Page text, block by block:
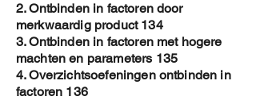
2. Ontbinden in factoren door
merkwaardig product 134
3. Ontbinden in factoren met hogere
machten en parameters 135
4. Overzichtsoefeningen ontbinden in
factoren 136